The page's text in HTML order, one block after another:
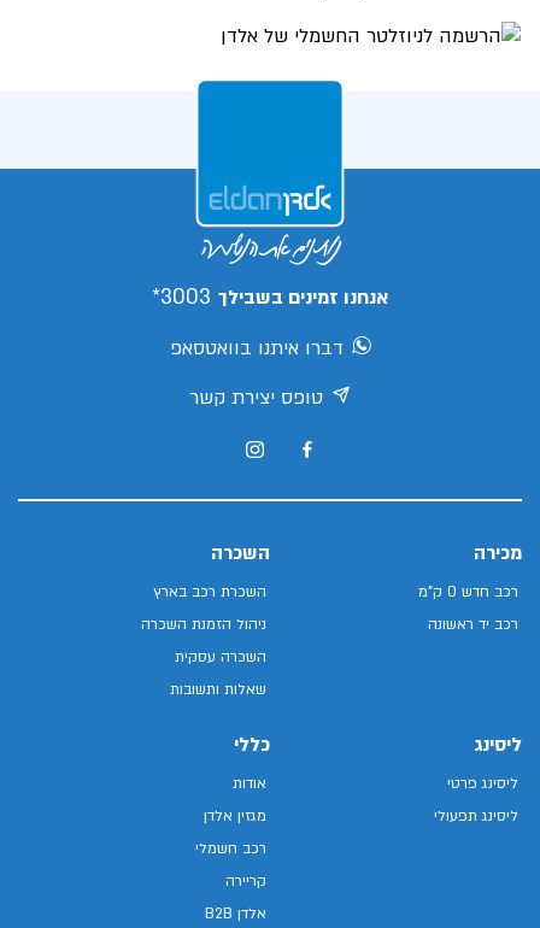
אנחנו זמינים בשבילך 3003*
דברו איתנו בוואטסאפ
טופס יצירת קשר
מכירה
רכב חדש 0 ק"מ
רכב יד ראשונה
השכרה
השכרת רכב בארץ
ניהול הזמנת השכרה
השכרה עסקית
שאלות ותשובות
ליסינג
ליסינג פרטי
ליסינג תפעולי
כללי
אודות
מגזין אלדן
רכב חשמלי
קריירה
אלדן B2B